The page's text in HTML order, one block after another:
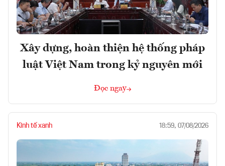
Xây dựng, hoàn thiện hệ thống pháp
luật Việt Nam trong kỷ nguyên mới
Đọc ngay
Kinh tế xanh 18:59, 07/08/2026